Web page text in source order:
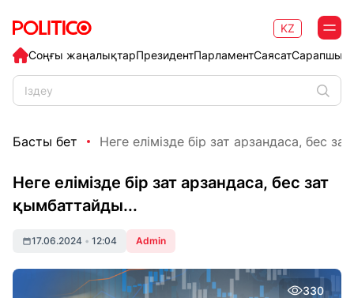
Соңғы жаңалықтарПрезидентПарламентСаясат
KZ
Басты бет Неге елімізде бір зат арзандаса, бес
Неге елімізде бір зат арзандаса, бес зат
қымбаттайды...
17.06.2024 • 12:04 Admin
330